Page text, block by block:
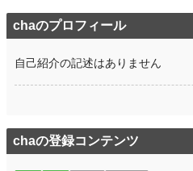
chaのプロフィール
自己紹介の記述はありません
chaの登録コンテンツ